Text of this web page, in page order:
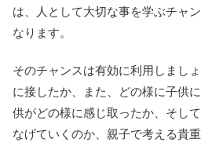
は、人として大切な事を学ぶチャ
なります。
そのチャンスは有効に利用しまし
に接したか、また、どの様に子供
供がどの様に感じ取ったか、そし
なげていくのか、親子で考える貴